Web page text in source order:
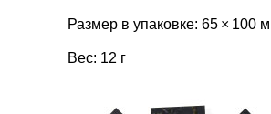
Размер в упаковке: 65 × 100
Вес: 12 г